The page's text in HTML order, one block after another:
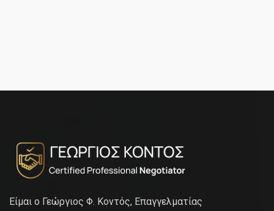
Είμαι ο Γεώργιος Φ. Κοντός, Επαγγελματίας